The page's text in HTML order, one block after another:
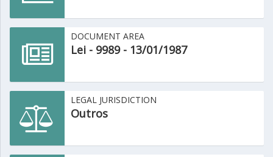
DOCUMENT AREA
Lei - 9989 - 13/01/1987
LEGAL JURISDICTION
Outros